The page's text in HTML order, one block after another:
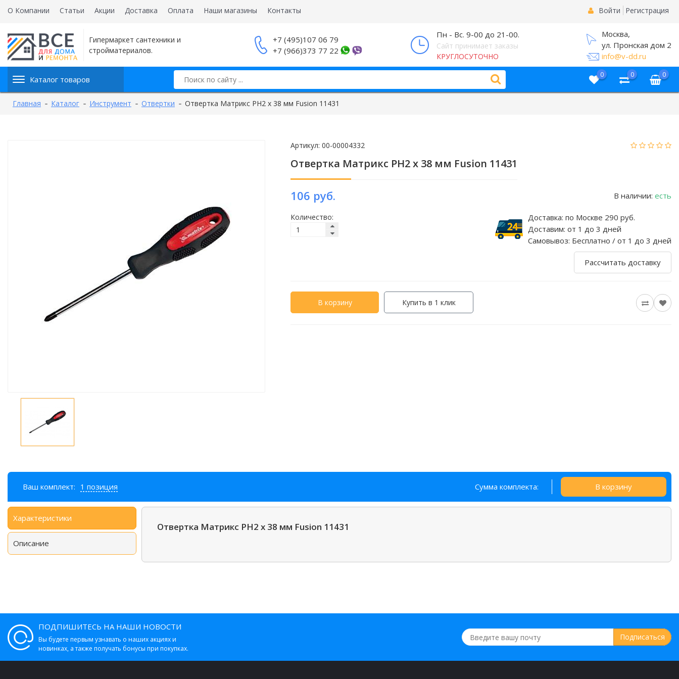
О Компании Статьи Акции Доставка Оплата Наши магазины Контакты Войти Регистрация
Гипермаркет сантехники и
стройматериалов.
+7 (495)107 06 79
+7 (966)373 77 22
Пн - Вс. 9-00 до 21-00.
Сайт принимает заказы
КРУГЛОСУТОЧНО
Москва,
ул. Пронская дом 2
info@v-dd.ru
Каталог товаров 0 0 0
Главная Каталог Инструмент Отвертки Отвертка Матрикс PH2 x 38 мм Fusion 11431
Артикул: 00-00004332
Отвертка Матрикс PH2 x 38 мм Fusion 11431
106 руб. В наличии: есть
Количество: Доставка: по Москве 290 руб.
Доставим: от 1 до 3 дней
Самовывоз: Бесплатно / от 1 до 3 дней
Рассчитать доставку
В корзину Купить в 1 клик
Ваш комплект: 1 позиция Сумма комплекта: В корзину
Характеристики
Описание
Отвертка Матрикс PH2 x 38 мм Fusion 11431
ПОДПИШИТЕСЬ НА НАШИ НОВОСТИ
Вы будете первым узнавать о наших акциях и
новинках, а также получать бонусы при покупках.